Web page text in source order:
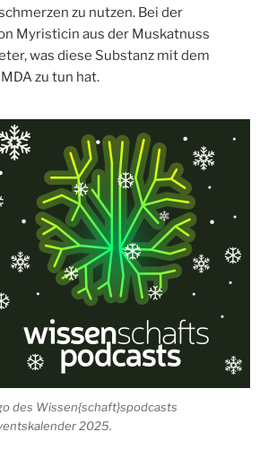
zu nutzen. Bei der
Myristicin aus der Muskatnuss
was diese Substanz mit dem
zu tun hat.
des Wissen{schaft}spodcasts
2025.